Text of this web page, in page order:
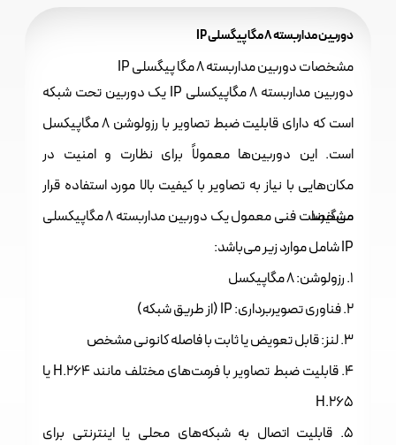
دوربین مداربسته 8 مگا پیگسلی IP
مشخصات دوربین مداربسته 8 مگا پیگسلی IP
دوربین مداربسته 8 مگاپیکسلی IP یک دوربین تحت شبکه
است که دارای قابلیت ضبط تصاویر با رزولوشن 8 مگاپیکسل
است. این دوربین‌ها معمولاً برای نظارت و امنیت در
مکان‌هایی با نیاز به تصاویر با کیفیت بالا مورد استفاده قرار
می‌گیرند.
مشخصات فنی معمول یک دوربین مداربسته 8 مگاپیکسلی
IP شامل موارد زیر می‌باشد:
1. رزولوشن: 8 مگاپیکسل
2. فناوری تصویربرداری: IP (از طریق شبکه)
3. لنز: قابل تعویض یا ثابت با فاصله کانونی مشخص
4. قابلیت ضبط تصاویر با فرمت‌های مختلف مانند H.264 یا
H.265
5. قابلیت اتصال به شبکه‌های محلی یا اینترنتی برای